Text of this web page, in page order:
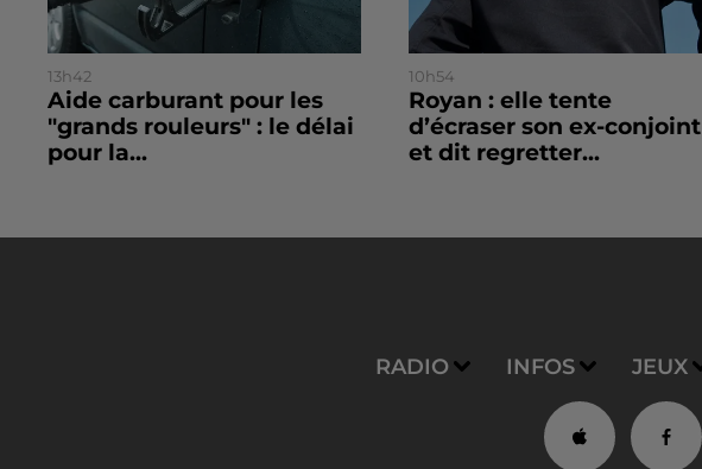
13h42
Aide carburant pour les
"grands rouleurs" : le délai
pour la...
10h54
Royan : elle tente
d’écraser son ex-conjoint
et dit regretter...
RADIO INFOS JEUX